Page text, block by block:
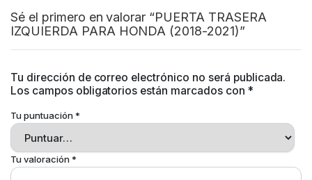
Sé el primero en valorar “PUERTA TRASERA
IZQUIERDA PARA HONDA (2018-2021)”
Tu dirección de correo electrónico no será publicada.
Los campos obligatorios están marcados con *
Tu puntuación*
Tu valoración*